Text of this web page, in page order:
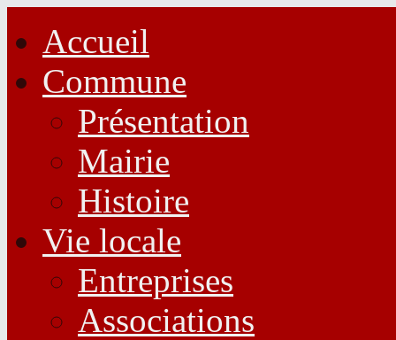
Accueil
Commune
Présentation
Mairie
Histoire
Vie locale
Entreprises
Associations